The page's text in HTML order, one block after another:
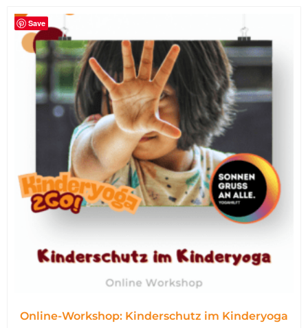
Save
Online-Workshop: Kinderschutz im Kinderyoga